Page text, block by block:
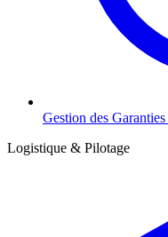
Gestion des Garanties
Logistique & Pilotage